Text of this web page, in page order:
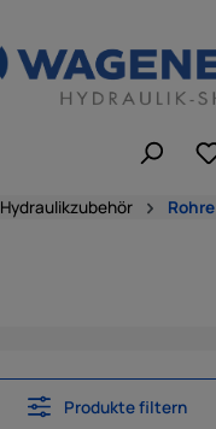
Hydraulikzubehör Rohre
Produkte filtern